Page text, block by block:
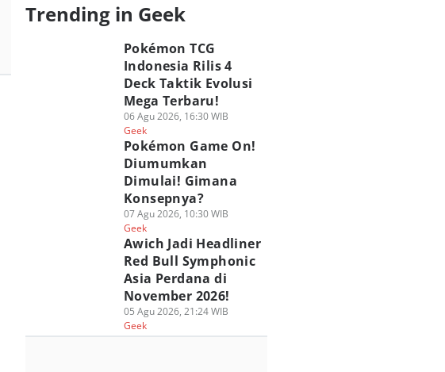
Trending in Geek
Pokémon TCG
Indonesia Rilis 4
Deck Taktik Evolusi
Mega Terbaru!
06 Agu 2026, 16:30 WIB
Geek
Pokémon Game On!
Diumumkan
Dimulai! Gimana
Konsepnya?
07 Agu 2026, 10:30 WIB
Geek
Awich Jadi Headliner
Red Bull Symphonic
Asia Perdana di
November 2026!
05 Agu 2026, 21:24 WIB
Geek